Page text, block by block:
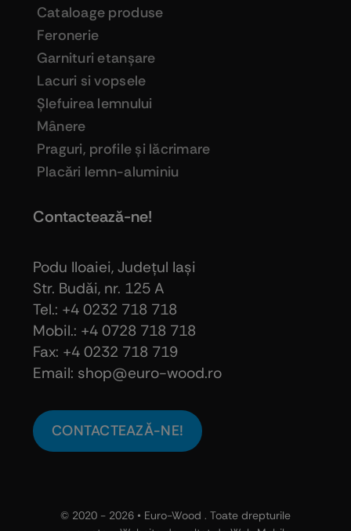
Cataloage produse
Feronerie
Garnituri etanşare
Lacuri si vopsele
Şlefuirea lemnului
Mânere
Praguri, profile şi lăcrimare
Placări lemn-aluminiu
Contactează-ne!
Podu Iloaiei, Judeţul Iaşi
Str. Budăi, nr. 125 A
Tel.: +4 0232 718 718
Mobil.: +4 0728 718 718
Fax: +4 0232 718 719
Email: shop@euro-wood.ro
CONTACTEAZĂ-NE!
© 2020 - 2026 • Euro-Wood . Toate drepturile